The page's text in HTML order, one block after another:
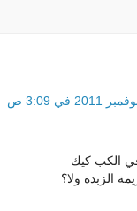
الكب كيك
الزبدة ولا؟